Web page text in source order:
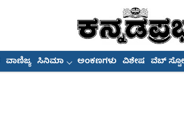
ವಾಣಿಜ್ಯ ಸಿನಿಮಾ ಅಂಕಣಗಳು ವಿಶೇಷ ವೆಬ್